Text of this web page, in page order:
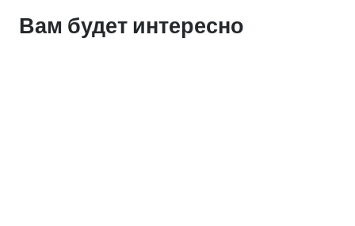
Вам будет интересно